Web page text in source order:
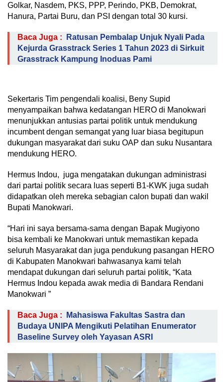
Golkar, Nasdem, PKS, PPP, Perindo, PKB, Demokrat,
Hanura, Partai Buru, dan PSI dengan total 30 kursi.
Baca Juga :
Ratusan Pembalap Unjuk Nyali Pada
Kejurda Grasstrack Series 1 Tahun 2023 di Sirkuit
Grasstrack Kampung Inoduas Pami
Sekertaris Tim pengendali koalisi, Beny Supid
menyampaikan bahwa kedatangan HERO di Manokwari
menunjukkan antusias partai politik untuk mendukung
incumbent dengan semangat yang luar biasa begitupun
dukungan masyarakat dari suku OAP dan suku Nusantara
mendukung HERO.
Hermus Indou, juga mengatakan dukungan administrasi
dari partai politik secara luas seperti B1-KWK juga sudah
didapatkan oleh mereka sebagian calon bupati dan wakil
Bupati Manokwari.
“Hari ini saya bersama-sama dengan Bapak Mugiyono
bisa kembali ke Manokwari untuk memastikan kepada
seluruh Masyarakat dan juga pendukung pasangan HERO
di Kabupaten Manokwari bahwasanya kami telah
mendapat dukungan dari seluruh partai politik, “Kata
Hermus Indou kepada awak media di Bandara Rendani
Manokwari ”
Baca Juga :
Mahasiswa Fakultas Sastra dan
Budaya UNIPA Mengikuti Pelatihan Enumerator
Baseline Survey oleh Yayasan ASRI